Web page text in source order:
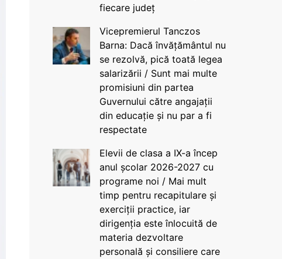
fiecare județ
Vicepremierul Tanczos
Barna: Dacă învățământul nu
se rezolvă, pică toată legea
salarizării / Sunt mai multe
promisiuni din partea
Guvernului către angajații
din educație și nu par a fi
respectate
Elevii de clasa a IX-a încep
anul școlar 2026-2027 cu
programe noi / Mai mult
timp pentru recapitulare și
exerciții practice, iar
dirigenția este înlocuită de
materia dezvoltare
personală și consiliere care